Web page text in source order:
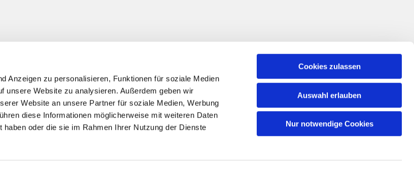
Anzeigen zu personalisieren, Funktionen für soziale Medien
unsere Website zu analysieren. Außerdem geben wir
Website an unsere Partner für soziale Medien, Werbung
diese Informationen möglicherweise mit weiteren Daten
oder die sie im Rahmen Ihrer Nutzung der Dienste
Cookies zulassen
Auswahl erlauben
Nur notwendige Cookies